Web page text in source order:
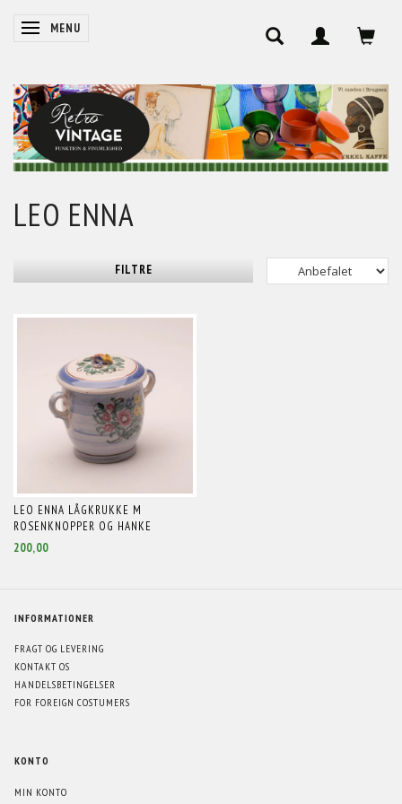
SKIFTE NAVIGATION
MENU
LEO ENNA
FILTRE
LEO ENNA LÅGKRUKKE M
ROSENKNOPPER OG HANKE
200,00
INFORMATIONER
FRAGT OG LEVERING
KONTAKT OS
HANDELSBETINGELSER
FOR FOREIGN COSTUMERS
KONTO
MIN KONTO